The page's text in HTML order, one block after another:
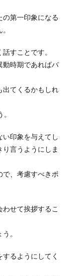
の第一印象になる
すことです。
動時期であればバ
出てくるかもしれ
い印象を与えてし
言うようにしま
で、考慮すべきポ
せて挨拶するこ
。
るようにしてく